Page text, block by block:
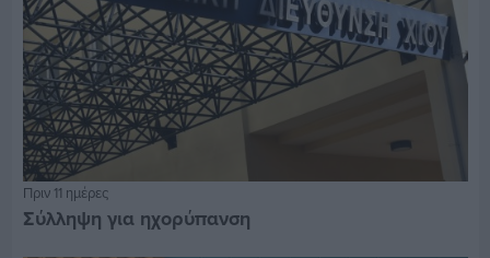
Πριν 11 ημέρες
Σύλληψη για ηχορύπανση